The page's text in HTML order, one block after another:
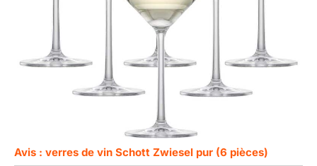
Avis : verres de vin Schott Zwiesel pur (6 pièces)